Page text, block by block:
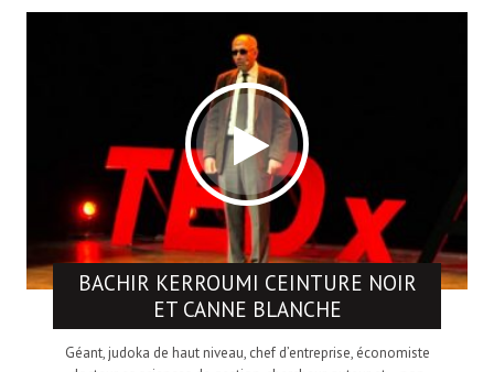
BACHIR KERROUMI CEINTURE NOIR
ET CANNE BLANCHE
Géant, judoka de haut niveau, chef d’entreprise, économiste